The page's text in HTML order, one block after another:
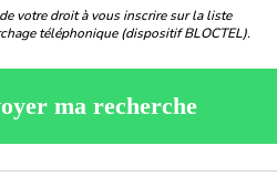
votre droit à vous inscrire sur la liste
téléphonique (dispositif BLOCTEL).
ma recherche